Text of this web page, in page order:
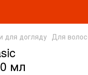
для догляду Для
мл